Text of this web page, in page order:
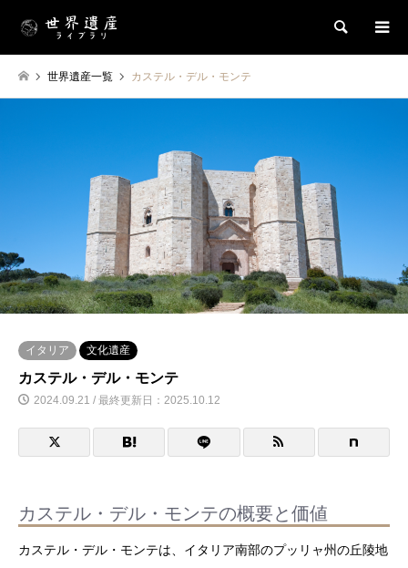
検索
世界遺産一覧 カステル・デル・モンテ
イタリア 文化遺産
カステル・デル・モンテ
2024.09.21 / 最終更新日：2025.10.12
カステル・デル・モンテの概要と価値
カステル・デル・モンテは、イタリア南部のプッリャ州の丘陵地